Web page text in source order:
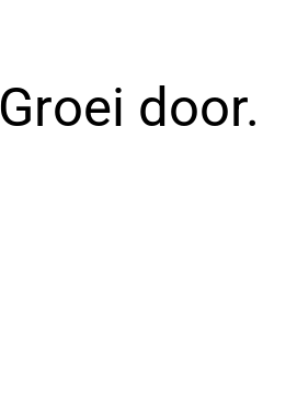
Groei door.